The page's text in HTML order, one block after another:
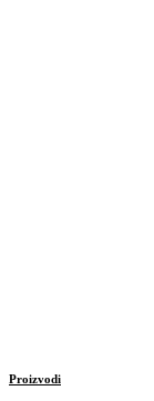
Proizvodi